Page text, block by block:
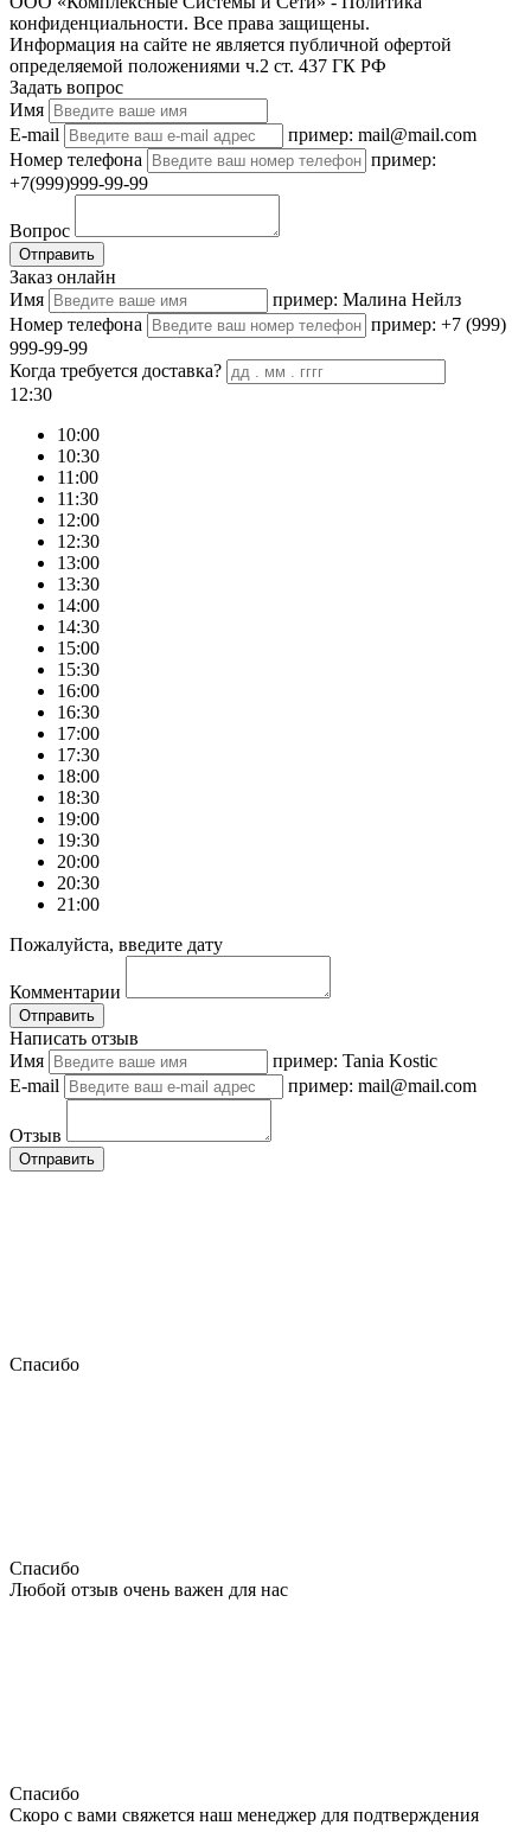
конфиденциальности. Все права защищены.
Информация на сайте не является публичной офертой
определяемой положениями ч.2 ст. 437 ГК РФ
Задать вопрос
Имя
E-mail
пример: mail@mail.com
Номер телефона
пример:
+7(999)999-99-99
Вопрос
Отправить
Заказ онлайн
Имя
пример: Малина Нейлз
Номер телефона
пример: +7 (999)
999-99-99
Когда требуется доставка?
12:30
10:00
10:30
11:00
11:30
12:00
12:30
13:00
13:30
14:00
14:30
15:00
15:30
16:00
16:30
17:00
17:30
18:00
18:30
19:00
19:30
20:00
20:30
21:00
Пожалуйста, введите дату
Комментарии
Отправить
Написать отзыв
Имя
пример: Tania Kostic
E-mail
пример: mail@mail.com
Отзыв
Отправить
Спасибо
Спасибо
Любой отзыв очень важен для нас
Спасибо
Скоро с вами свяжется наш менеджер для подтверждения